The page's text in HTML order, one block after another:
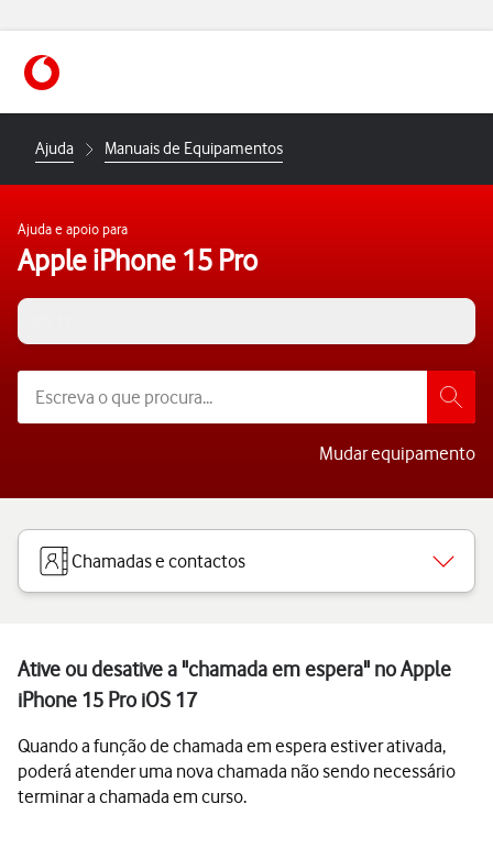
https://www.vodafone.pt
Ajuda Manuais de Equipamentos
Ajuda e apoio para
Apple iPhone 15 Pro
Mudar equipamento
Chamadas e contactos
Ative ou desative a "chamada em espera" no Apple
iPhone 15 Pro iOS 17
Quando a função de chamada em espera estiver ativada,
poderá atender uma nova chamada não sendo necessário
terminar a chamada em curso.